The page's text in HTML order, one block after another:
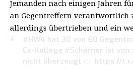
Jemanden nach einigen Jahren
an Gegentreffern verantwortlich
allerdings übertrieben und ein
#HW4 hat 30 von 60
Ex-Kollege #Scharner ist von
nicht überzeugt 👉 https://